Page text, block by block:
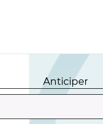
Anticiper